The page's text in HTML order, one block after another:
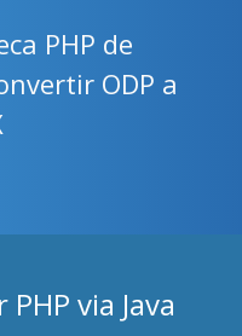
PHP de
ODP a
PHP via Java